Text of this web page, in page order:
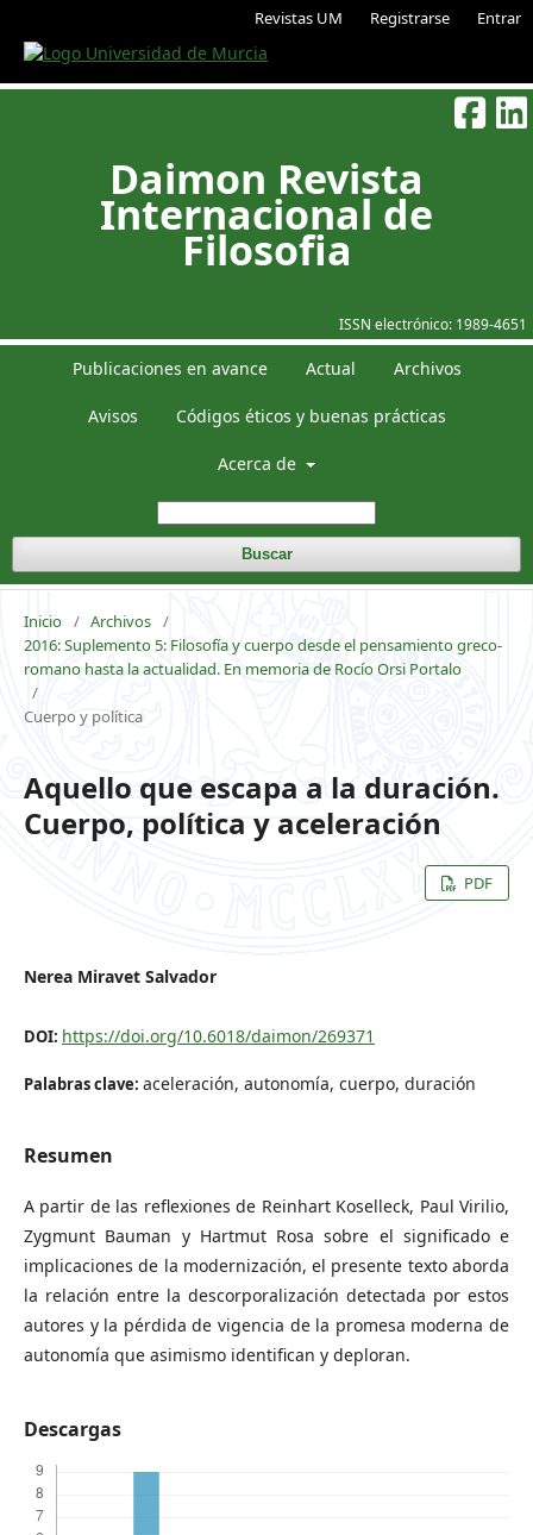
Revistas UM Registrarse Entrar
ISSN electrónico: 1989-4651
Daimon Revista
Internacional de
Filosofia
Publicaciones en avance Actual Archivos
Avisos Códigos éticos y buenas prácticas
Acerca de
Buscar
Inicio / Archivos /
2016: Suplemento 5: Filosofía y cuerpo desde el pensamiento greco-
romano hasta la actualidad. En memoria de Rocío Orsi Portalo
/
Cuerpo y política
Aquello que escapa a la duración.
Cuerpo, política y aceleración
PDF
Nerea Miravet Salvador
DOI: https://doi.org/10.6018/daimon/269371
Palabras clave: aceleración, autonomía, cuerpo, duración
Resumen
A partir de las reflexiones de Reinhart Koselleck, Paul Virilio,
Zygmunt Bauman y Hartmut Rosa sobre el significado e
implicaciones de la modernización, el presente texto aborda
la relación entre la descorporalización detectada por estos
autores y la pérdida de vigencia de la promesa moderna de
autonomía que asimismo identifican y deploran.
Descargas